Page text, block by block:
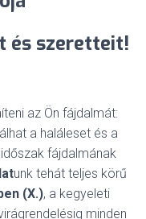
és szeretteit!
az Ön fájdalmát:
a haláleset és a
fájdalmának
unk tehát teljes körű
(X.), a kegyeleti
minden